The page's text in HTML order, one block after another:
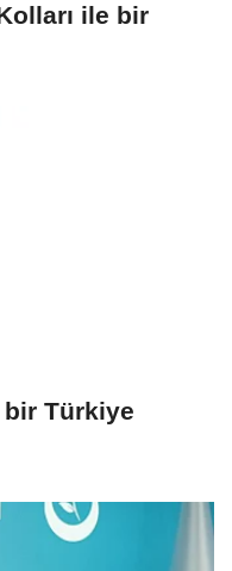
ile bir
Türkiye